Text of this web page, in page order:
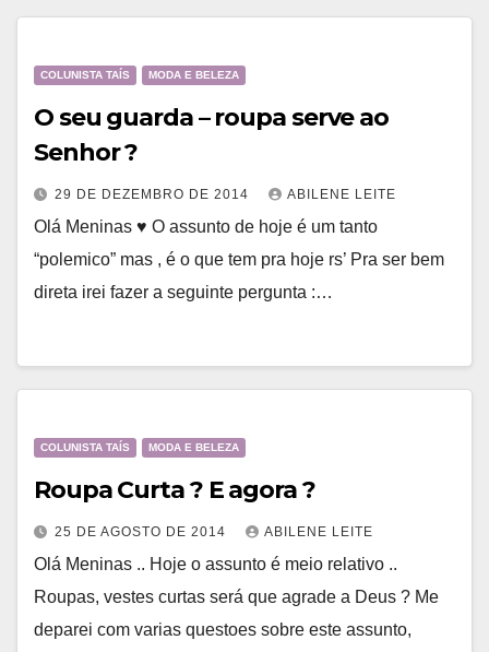
COLUNISTA TAÍS MODA E BELEZA
O seu guarda – roupa serve ao
Senhor ?
29 DE DEZEMBRO DE 2014 ABILENE LEITE
Olá Meninas ♥ O assunto de hoje é um tanto
“polemico” mas , é o que tem pra hoje rs’ Pra ser bem
direta irei fazer a seguinte pergunta :…
COLUNISTA TAÍS MODA E BELEZA
Roupa Curta ? E agora ?
25 DE AGOSTO DE 2014 ABILENE LEITE
Olá Meninas .. Hoje o assunto é meio relativo ..
Roupas, vestes curtas será que agrade a Deus ? Me
deparei com varias questoes sobre este assunto,